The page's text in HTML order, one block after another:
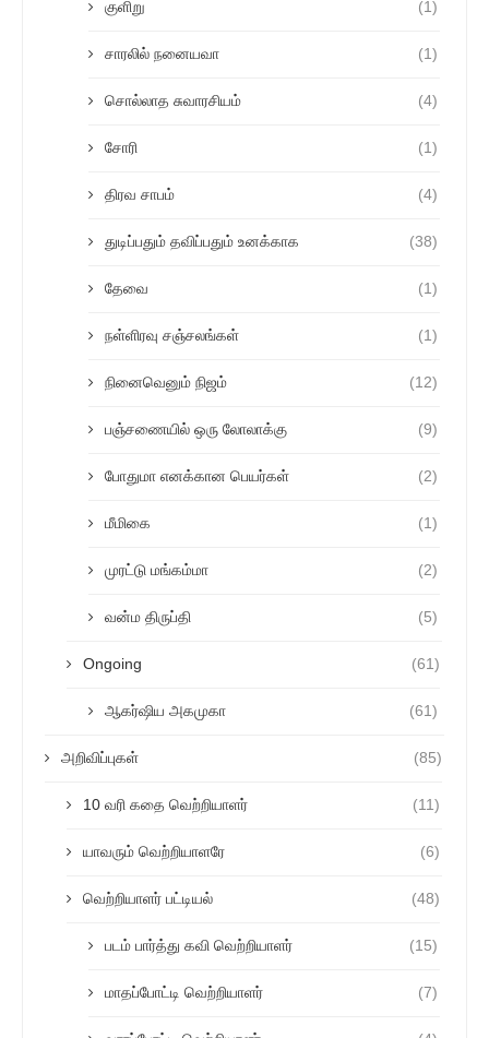
குளிறு (1)
சாரலில் நனையவா (1)
சொல்லாத சுவாரசியம் (4)
சோரி (1)
திரவ சாபம் (4)
துடிப்பதும் தவிப்பதும் உனக்காக (38)
தேவை (1)
நள்ளிரவு சஞ்சலங்கள் (1)
நினைவெனும் நிஜம் (12)
பஞ்சணையில் ஒரு லோலாக்கு (9)
போதுமா எனக்கான பெயர்கள் (2)
மீமிகை (1)
முரட்டு மங்கம்மா (2)
வன்ம திருப்தி (5)
Ongoing (61)
ஆகர்ஷிய அகமுகா (61)
அறிவிப்புகள் (85)
10 வரி கதை வெற்றியாளர் (11)
யாவரும் வெற்றியாளரே (6)
வெற்றியாளர் பட்டியல் (48)
படம் பார்த்து கவி வெற்றியாளர் (15)
மாதப்போட்டி வெற்றியாளர் (7)